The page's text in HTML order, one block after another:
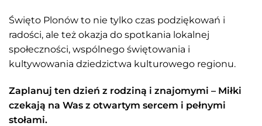
Święto Plonów to nie tylko czas podziękowań i
radości, ale też okazja do spotkania lokalnej
społeczności, wspólnego świętowania i
kultywowania dziedzictwa kulturowego regionu.
Zaplanuj ten dzień z rodziną i znajomymi – Miłki
czekają na Was z otwartym sercem i pełnymi
stołami.